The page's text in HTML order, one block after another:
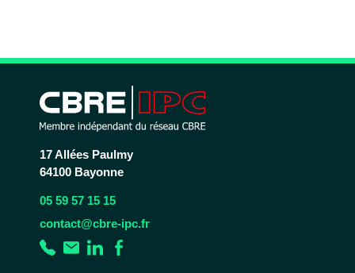
17 Allées Paulmy
64100 Bayonne
05 59 57 15 15
contact@cbre-ipc.fr